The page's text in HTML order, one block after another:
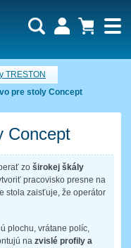
TRESTON
pre stoly Concept
Concept
zo širokej škály
pracovisko presne na
stola zaisťuje, že operátor
plochu, vrátane políc,
na zvislé profily a
Obsah košíka